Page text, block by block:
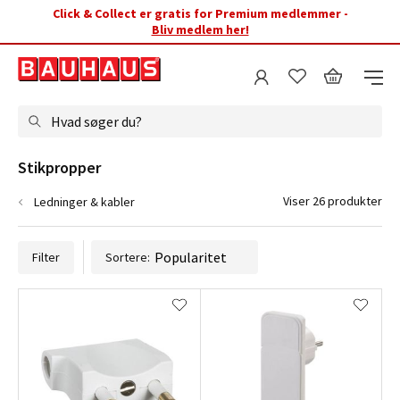
Click & Collect er gratis for Premium medlemmer -
Bliv medlem her!
Hvad søger du?
Filter Sortere:
Stikpropper
Ledninger & kabler Viser 26 produkter